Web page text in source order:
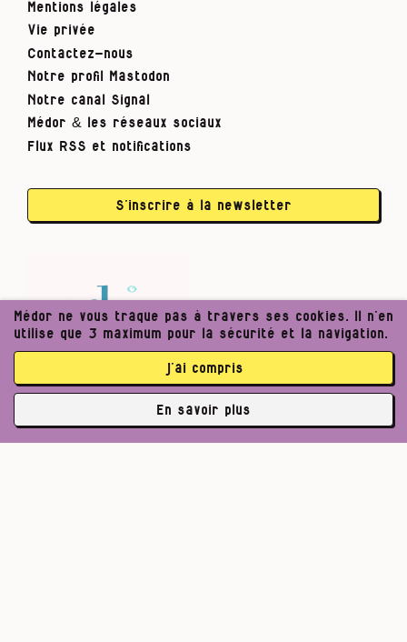
Mentions légales
Vie privée
Contactez-nous
Notre profil Mastodon
Notre canal Signal
Médor & les réseaux sociaux
Flux RSS et notifications
S’inscrire à la newsletter
Médor ne vous traque pas à travers ses cookies. Il n’en
utilise que 3 maximum pour la sécurité et la navigation.
j’ai compris
En savoir plus